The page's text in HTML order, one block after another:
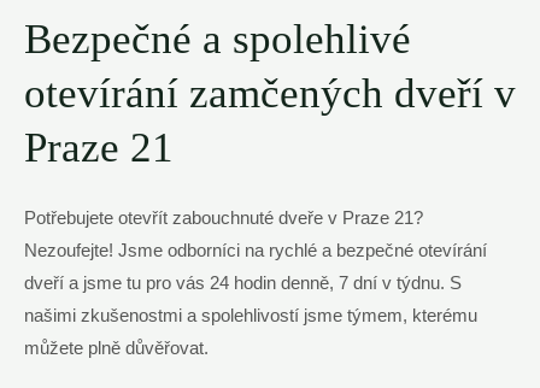
Bezpečné a spolehlivé
otevírání zamčených dveří v
Praze 21
Potřebujete otevřít zabouchnuté dveře v Praze 21?
Nezoufejte! Jsme odborníci na rychlé a bezpečné otevírání
dveří a jsme tu pro vás 24 hodin denně, 7 dní v týdnu. S
našimi zkušenostmi a spolehlivostí jsme týmem, kterému
můžete plně důvěřovat.